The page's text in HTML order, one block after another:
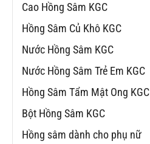
Cao Hồng Sâm KGC
Hồng Sâm Củ Khô KGC
Nước Hồng Sâm KGC
Nước Hồng Sâm Trẻ Em KGC
Hồng Sâm Tẩm Mật Ong KGC
Bột Hồng Sâm KGC
Hồng sâm dành cho phụ nữ